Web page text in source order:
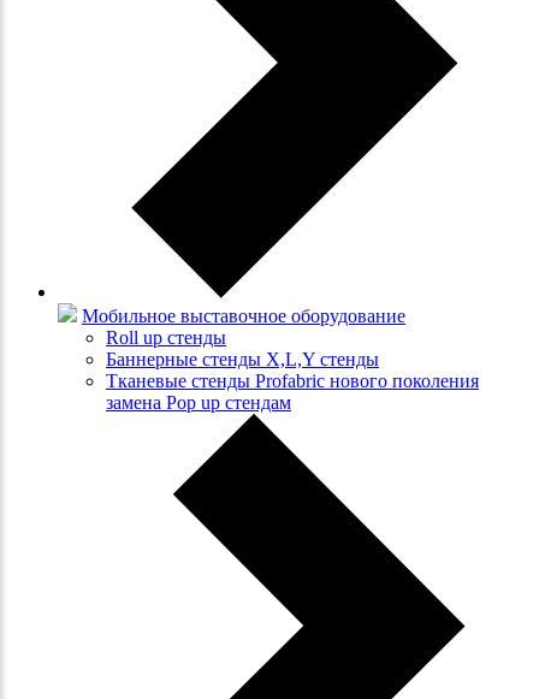
Мобильное выставочное оборудование
Roll up стенды
Баннерные стенды X,L,Y стенды
Тканевые стенды Profabric нового поколения
замена Pop up стендам